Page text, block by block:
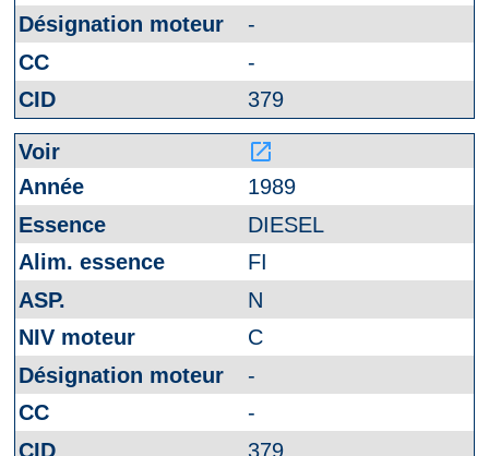
-
-
379
launch
1989
DIESEL
FI
N
C
-
-
379